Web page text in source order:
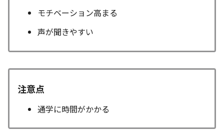
モチベーション高まる
声が聞きやすい
注意点
通学に時間がかかる